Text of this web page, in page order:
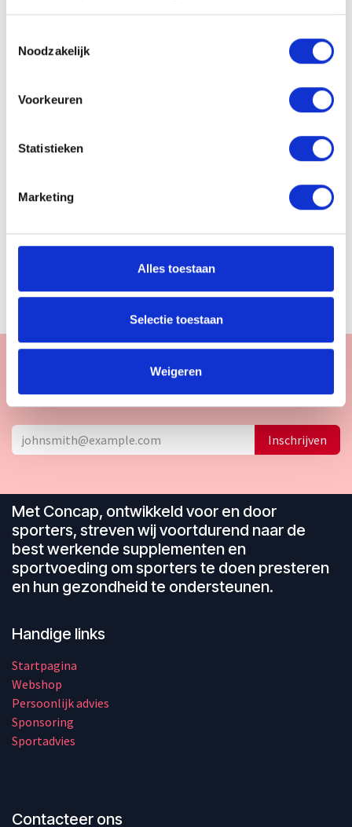
Noodzakelijk
Voorkeuren
Statistieken
Marketing
Alles toestaan
Selectie toestaan
Weigeren
Poederleeseweg 9,
+32 14 22 60 47
Schrijf je in voor onze nieuwsbrief en blijf op de hoogte
over onze acties en nieuwigheden!
Inschrijven
Met Concap, ontwikkeld voor en door
sporters, streven wij voortdurend naar de
best werkende supplementen en
sportvoeding om sporters te doen presteren
en hun gezondheid te ondersteunen.
Handige links
Startpagina
Webshop
Persoonlijk advies
Sponsoring
Sportadvies
Contacteer ons